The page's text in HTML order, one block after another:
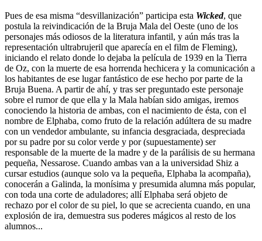
Pues de esa misma “desvillanización” participa esta Wicked, que
postula la reivindicación de la Bruja Mala del Oeste (uno de los
personajes más odiosos de la literatura infantil, y aún más tras la
representación ultrabrujeril que aparecía en el film de Fleming),
iniciando el relato donde lo dejaba la película de 1939 en la Tierra
de Oz, con la muerte de esa horrenda hechicera y la comunicación a
los habitantes de ese lugar fantástico de ese hecho por parte de la
Bruja Buena. A partir de ahí, y tras ser preguntado este personaje
sobre el rumor de que ella y la Mala habían sido amigas, iremos
conociendo la historia de ambas, con el nacimiento de ésta, con el
nombre de Elphaba, como fruto de la relación adúltera de su madre
con un vendedor ambulante, su infancia desgraciada, despreciada
por su padre por su color verde y por (supuestamente) ser
responsable de la muerte de la madre y de la parálisis de su hermana
pequeña, Nessarose. Cuando ambas van a la universidad Shiz a
cursar estudios (aunque solo va la pequeña, Elphaba la acompaña),
conocerán a Galinda, la monísima y presumida alumna más popular,
con toda una corte de aduladores; allí Elphaba será objeto de
rechazo por el color de su piel, lo que se acrecienta cuando, en una
explosión de ira, demuestra sus poderes mágicos al resto de los
alumnos...